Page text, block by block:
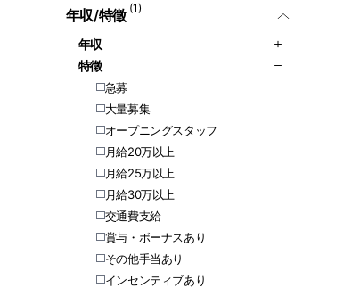
年収/特徵 (1)
年収
特徵
急募
大量募集
オープニングスタッフ
月給20万以上
月給25万以上
月給30万以上
交通費支給
賞与・ボーナスあり
その他手当あり
インセンティブあり